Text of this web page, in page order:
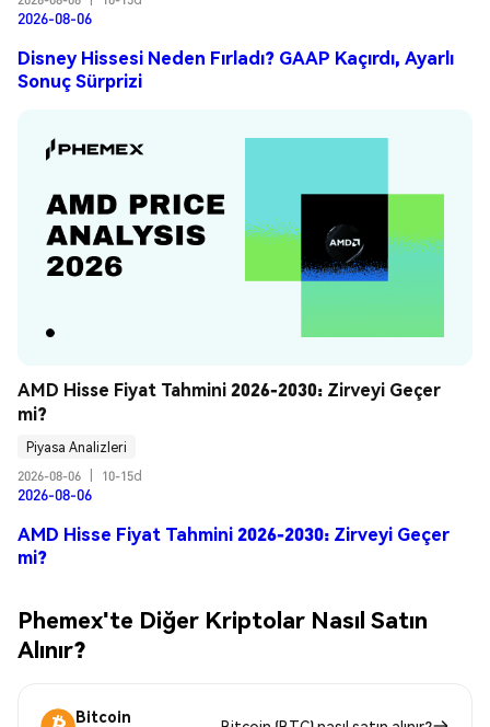
2026-08-06
Disney Hissesi Neden Fırladı? GAAP Kaçırdı, Ayarlı
Sonuç Sürprizi
AMD Hisse Fiyat Tahmini 2026-2030: Zirveyi Geçer
mi?
Piyasa Analizleri
2026-08-06
10-15d
2026-08-06
AMD Hisse Fiyat Tahmini 2026-2030: Zirveyi Geçer
mi?
Phemex'te Diğer Kriptolar Nasıl Satın
Alınır?
Bitcoin